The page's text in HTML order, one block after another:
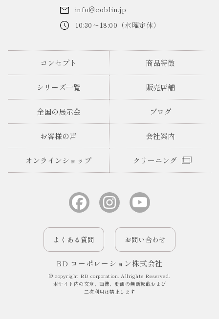
info@coblin.jp
10:30～18:00（水曜定休）
コンセプト 商品特徴
シリーズ一覧 販売店舗
全国の展示会 ブログ
お客様の声 会社案内
オンラインショップ クリーニング
よくある質問 お問い合わせ
BD コーポレーション株式会社
© copyright BD corporation. Allrights Reserved.
本サイト内の文章、画像、動画の無断転載および
二次利用は禁止します